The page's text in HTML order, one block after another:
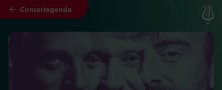
Naar hoofdcontent
Concertagenda